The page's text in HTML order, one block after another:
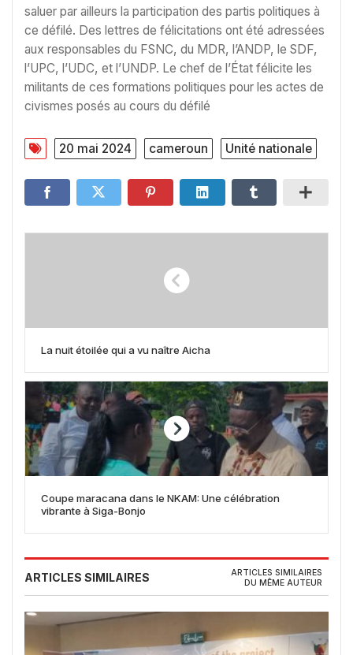
saluer par ailleurs la participation des partis politiques à
ce défilé. Des lettres de félicitations ont été adressées
aux responsables du FSNC, du MDR, l’ANDP, le SDF,
l’UPC, l’UDC, et l’UNDP. Le chef de l’État félicite les
militants de ces formations politiques pour les actes de
civismes posés au cours du défilé
20 mai 2024 cameroun Unité nationale
La nuit étoilée qui a vu naître Aicha
Coupe maracana dans le NKAM: Une célébration
vibrante à Siga-Bonjo
ARTICLES SIMILAIRES
ARTICLES SIMILAIRES
DU MÊME AUTEUR